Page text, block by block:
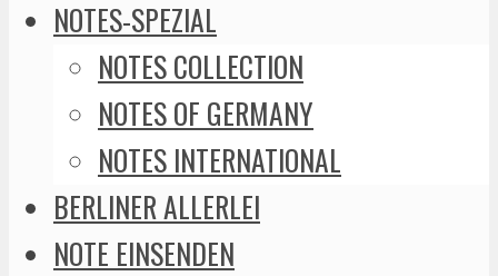
NOTES-SPEZIAL
NOTES COLLECTION
NOTES OF GERMANY
NOTES INTERNATIONAL
BERLINER ALLERLEI
NOTE EINSENDEN